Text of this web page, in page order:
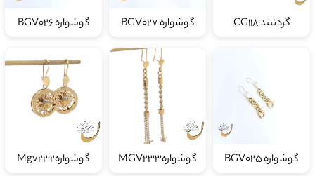
گردنبند CG118 گوشواره BGV027 گوشواره BGV026
گوشواره BGV025 گوشوارهMGV233 گوشوارهMgv232